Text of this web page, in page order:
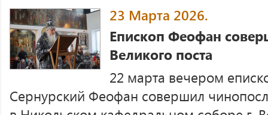
23 Марта 2026.
Епископ Феофан
Великого поста
22 марта вечером
Сернурский Феофан совершил